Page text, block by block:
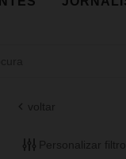
voltar
Personalizar filtro